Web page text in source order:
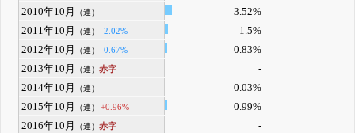
2010年10月
（連）
3.52%
2011年10月
（連） -2.02%
1.5%
2012年10月
（連） -0.67%
0.83%
2013年10月
（連）赤字
-
2014年10月
（連）
0.03%
2015年10月
（連） +0.96%
0.99%
2016年10月
（連）赤字
-